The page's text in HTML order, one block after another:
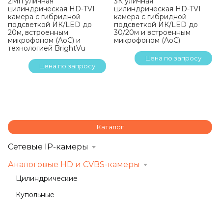
цилиндрическая HD-TVI
камера с гибридной
подсветкой ИК/LED до
20м, встроенным
микрофоном (AoC) и
технологией BrightVu
Цена по запросу
цилиндрическая HD-TVI
камера с гибридной
подсветкой ИК/LED до
30/20м и встроенным
микрофоном (AoC)
Цена по запросу
Каталог
Сетевые IP-камеры
Аналоговые HD и CVBS-камеры
Цилиндрические
Купольные